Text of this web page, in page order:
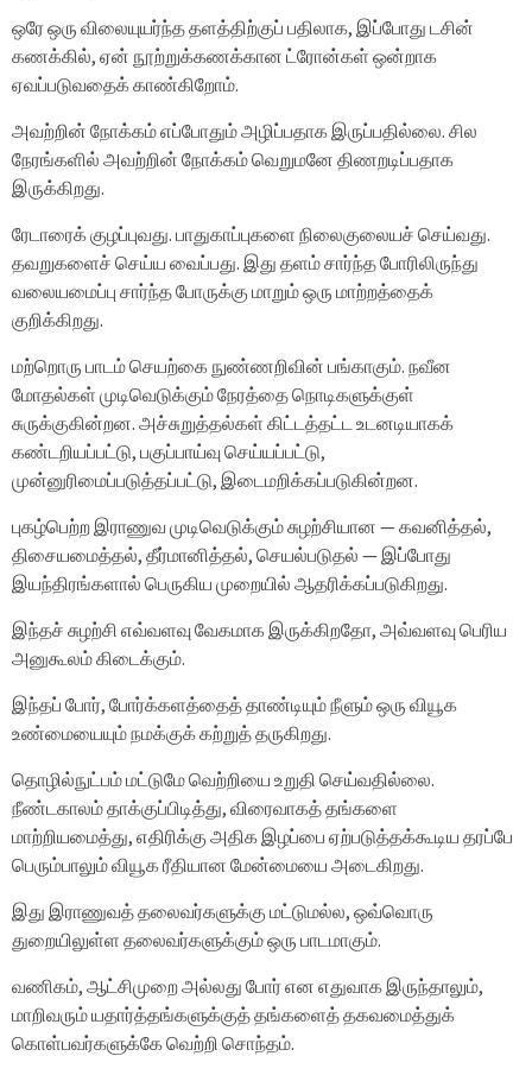
ஒரே ஒரு விலையுயர்ந்த தளத்திற்குப் பதிலாக, இப்போது டசின்
கணக்கில், ஏன் நூற்றுக்கணக்கான ட்ரோன்கள் ஒன்றாக
ஏவப்படுவதைக் காண்கிறோம்.
அவற்றின் நோக்கம் எப்போதும் அழிப்பதாக இருப்பதில்லை. சில
நேரங்களில் அவற்றின் நோக்கம் வெறுமனே திணறடிப்பதாக
இருக்கிறது.
ரேடாரைக் குழப்புவது. பாதுகாப்புகளை நிலைகுலையச் செய்வது.
தவறுகளைச் செய்ய வைப்பது. இது தளம் சார்ந்த போரிலிருந்து
வலையமைப்பு சார்ந்த போருக்கு மாறும் ஒரு மாற்றத்தைக்
குறிக்கிறது.
மற்றொரு பாடம் செயற்கை நுண்ணறிவின் பங்காகும். நவீன
மோதல்கள் முடிவெடுக்கும் நேரத்தை நொடிகளுக்குள்
சுருக்குகின்றன. அச்சுறுத்தல்கள் கிட்டத்தட்ட உடனடியாகக்
கண்டறியப்பட்டு, பகுப்பாய்வு செய்யப்பட்டு,
முன்னுரிமைப்படுத்தப்பட்டு, இடைமறிக்கப்படுகின்றன.
புகழ்பெற்ற இராணுவ முடிவெடுக்கும் சுழற்சியான — கவனித்தல்,
திசையமைத்தல், தீர்மானித்தல், செயல்படுதல் — இப்போது
இயந்திரங்களால் பெருகிய முறையில் ஆதரிக்கப்படுகிறது.
இந்தச் சுழற்சி எவ்வளவு வேகமாக இருக்கிறதோ, அவ்வளவு பெரிய
அனுகூலம் கிடைக்கும்.
இந்தப் போர், போர்க்களத்தைத் தாண்டியும் நீளும் ஒரு வியூக
உண்மையையும் நமக்குக் கற்றுத் தருகிறது.
தொழில்நுட்பம் மட்டுமே வெற்றியை உறுதி செய்வதில்லை.
நீண்டகாலம் தாக்குப்பிடித்து, விரைவாகத் தங்களை
மாற்றியமைத்து, எதிரிக்கு அதிக இழப்பை ஏற்படுத்தக்கூடிய தரப்பே
பெரும்பாலும் வியூக ரீதியான மேன்மையை அடைகிறது.
இது இராணுவத் தலைவர்களுக்கு மட்டுமல்ல, ஒவ்வொரு
துறையிலுள்ள தலைவர்களுக்கும் ஒரு பாடமாகும்.
வணிகம், ஆட்சிமுறை அல்லது போர் என எதுவாக இருந்தாலும்,
மாறிவரும் யதார்த்தங்களுக்குத் தங்களைத் தகவமைத்துக்
கொள்பவர்களுக்கே வெற்றி சொந்தம்.